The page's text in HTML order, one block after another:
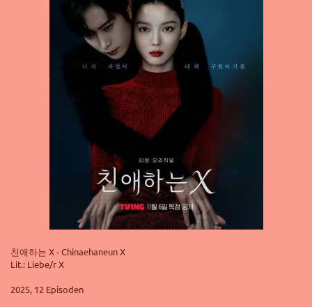
친애하는 X - Chinaehaneun X
Lit.: Liebe/r X
2025, 12 Episoden